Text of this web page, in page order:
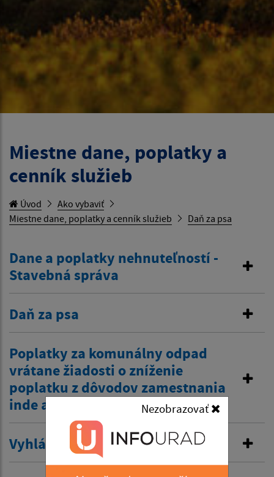
Nezobrazovať
Miestne dane, poplatky a
cenník služieb
Úvod
Ako vybaviť
Miestne dane, poplatky a cenník služieb
Daň za psa
Dane a poplatky nehnuteľností -
Stavebná správa
Daň za psa
Poplatky za komunálny odpad
vrátane žiadosti o zníženie
poplatku z dôvodov zamestnania
inde a tiež zťp atď.
Vyhlásenie v miestnom rozhlase